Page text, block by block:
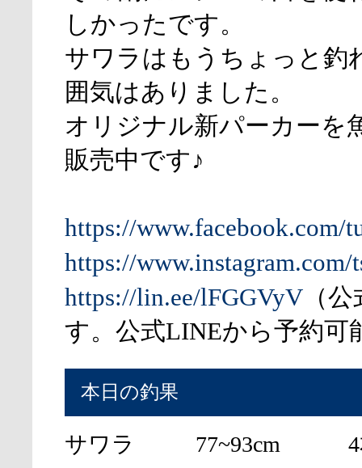
しかったです。
サワラはもうちょっと釣
囲気はありました。
オリジナル新パーカーを
販売中です♪
https://www.facebook.com/
https://www.instagram.com/
https://lin.ee/lFGGVyV （
す。公式LINEから予約可
本日の釣果
サワラ 77~93cm